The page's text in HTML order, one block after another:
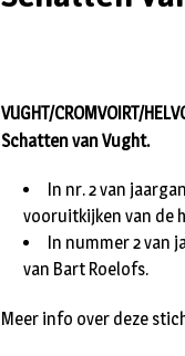
VUGHT/CROMVOIRT/
Schatten van Vught.
In nr. 2 van
vooruitkijken van de
In nummer 2 van
van Bart Roelofs.
Meer info over deze